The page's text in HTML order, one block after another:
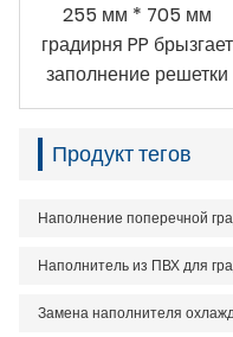
255 мм * 705 мм
градирня PP брызгает
заполнение решетки
Продукт тегов
Наполнение поперечной
Наполнитель из ПВХ для
Замена наполнителя